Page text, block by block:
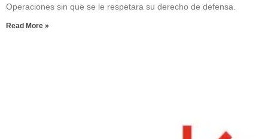
Operaciones sin que se le respetara su derecho de defensa.
Read More »